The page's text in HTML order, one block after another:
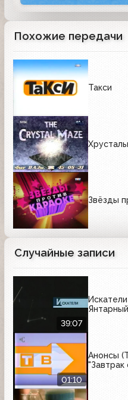
Похожие передачи
Такси
Звёзды
Случайные записи
39:07
01:10
Анонсы